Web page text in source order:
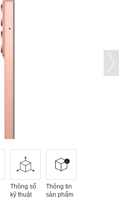
Thông số
kỹ thuật
Thông tin
sản phẩm